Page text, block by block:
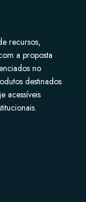
recursos,
a proposta
no
destinados
acessíveis